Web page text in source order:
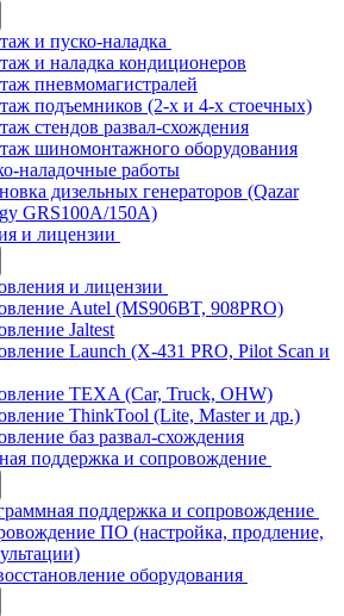
и пуско-наладка
и наладка кондиционеров
пневмомагистралей
подъемников (2-х и 4-х стоечных)
стендов развал-схождения
шиномонтажного оборудования
наладочные работы
дизельных генераторов (Qazar
GRS100A/150A)
и лицензии
и лицензии
Autel (MS906BT, 908PRO)
Jaltest
Launch (X-431 PRO, Pilot Scan и
TEXA (Car, Truck, OHW)
ThinkTool (Lite, Master и др.)
баз развал-схождения
поддержка и сопровождение
поддержка и сопровождение
ПО (настройка, продление,
оборудования